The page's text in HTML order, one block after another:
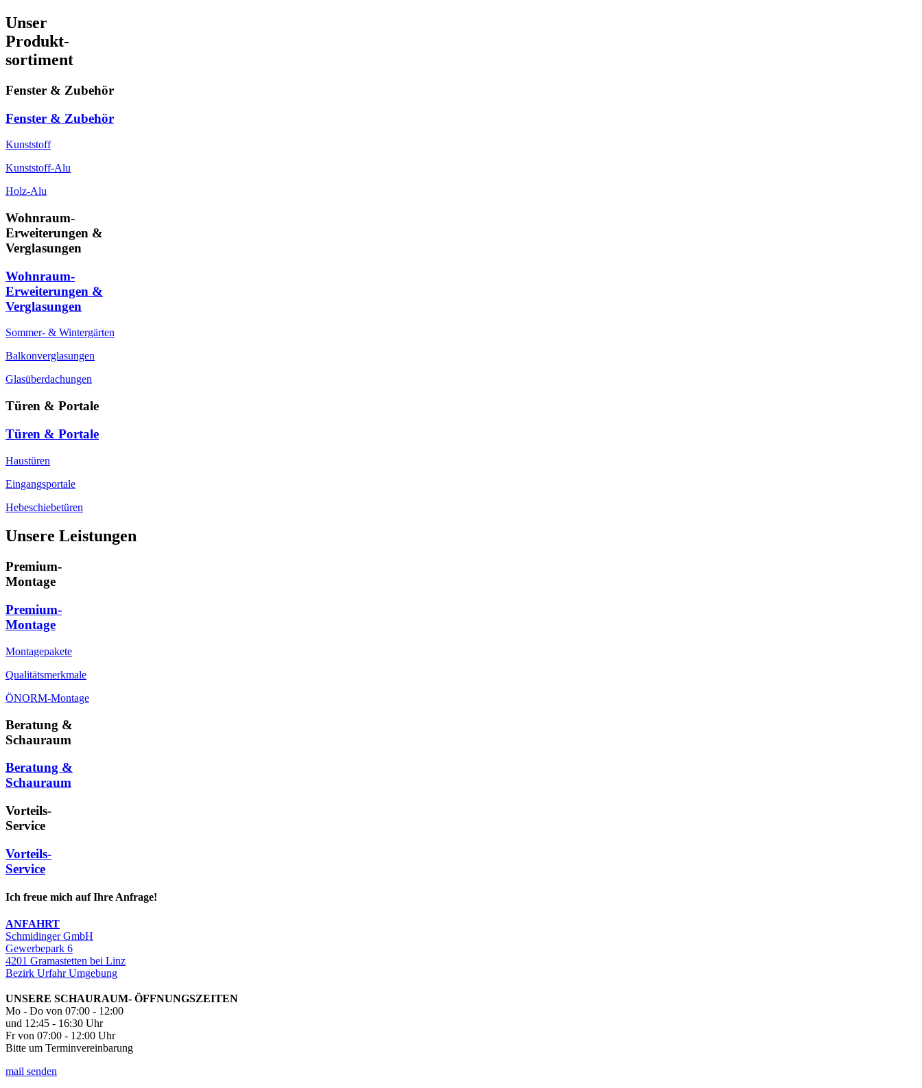
Unser
Produkt-
sortiment
Fenster & Zubehör
Fenster & Zubehör
Kunststoff
Kunststoff-Alu
Holz-Alu
Wohnraum-
Erweiterungen &
Verglasungen
Wohnraum-
Erweiterungen &
Verglasungen
Sommer- & Wintergärten
Balkonverglasungen
Glasüberdachungen
Türen & Portale
Türen & Portale
Haustüren
Eingangsportale
Hebeschiebetüren
Unsere Leistungen
Premium-
Montage
Premium-
Montage
Montagepakete
Qualitätsmerkmale
ÖNORM-Montage
Beratung &
Schauraum
Beratung &
Schauraum
Vorteils-
Service
Vorteils-
Service
Ich freue mich auf Ihre Anfrage!
ANFAHRT
Schmidinger GmbH
Gewerbepark 6
4201 Gramastetten bei Linz
Bezirk Urfahr Umgebung
UNSERE SCHAURAUM- ÖFFNUNGSZEITEN
Mo - Do von 07:00 - 12:00
und 12:45 - 16:30 Uhr
Fr von 07:00 - 12:00 Uhr
Bitte um Terminvereinbarung
mail senden